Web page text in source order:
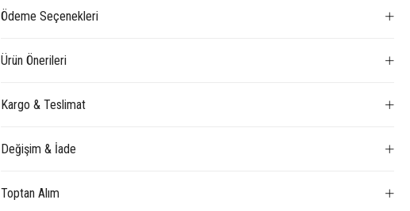
Ödeme Seçenekleri
Ürün Önerileri
Kargo & Teslimat
Değişim & İade
Toptan Alım